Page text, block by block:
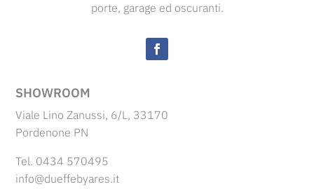
porte, garage ed oscuranti.
SHOWROOM
Viale Lino Zanussi, 6/L, 33170
Pordenone PN
Tel. 0434 570495
info@dueffebyares.it